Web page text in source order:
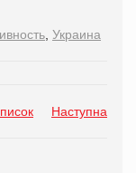
Украина
Наступна